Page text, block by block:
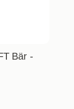
Bär -